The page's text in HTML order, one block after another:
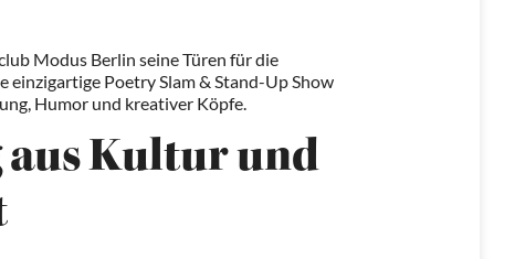
Modus Berlin seine Türen für die
einzigartige Poetry Slam & Stand-Up Show
Humor und kreativer Köpfe.
aus Kultur und